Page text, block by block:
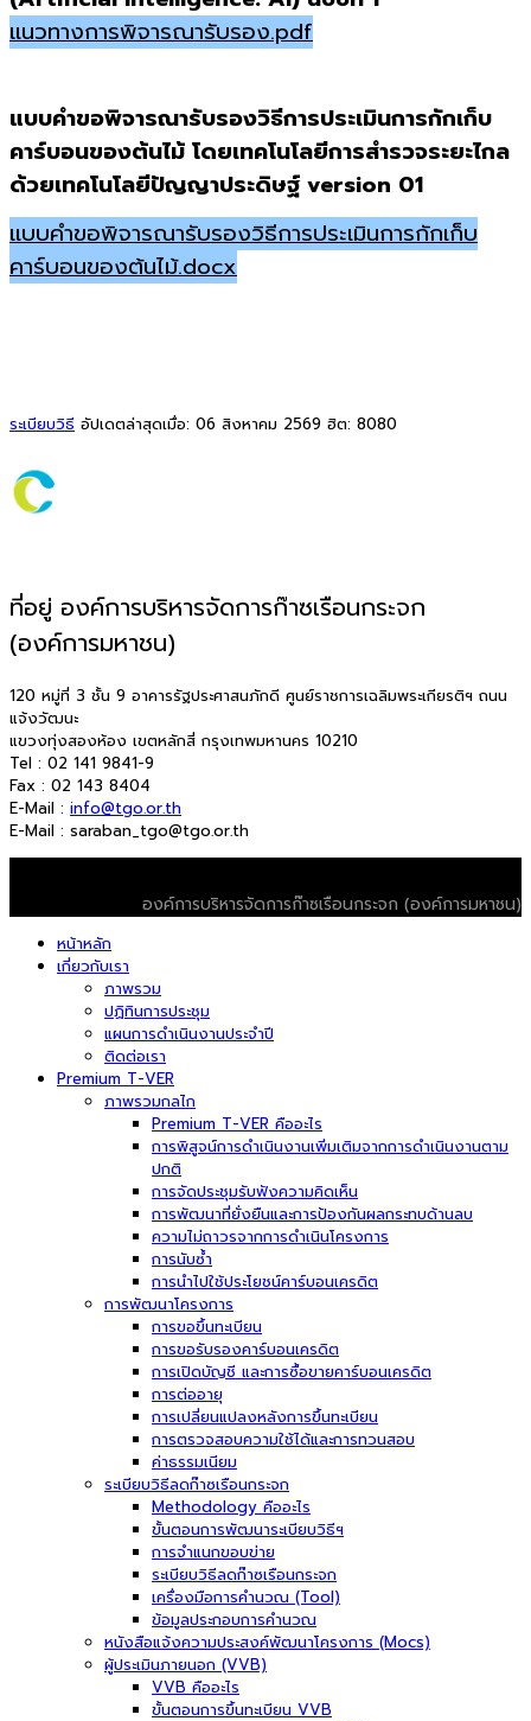
แนวทางการพิจารณารับรอง.pdf
แบบคำขอพิจารณารับรองวิธีการประเมินการกักเก็บ
คาร์บอนของต้นไม้ โดยเทคโนโลยีการสำรวจระยะไกล
ด้วยเทคโนโลยีปัญญาประดิษฐ์ version 01
แบบคำขอพิจารณารับรองวิธีการประเมินการกักเก็บ
คาร์บอนของต้นไม้.docx
ระเบียบวิธี อัปเดตล่าสุดเมื่อ: 06 สิงหาคม 2569 ฮิต: 8080
ที่อยู่ องค์การบริหารจัดการก๊าซเรือนกระจก
(องค์การมหาชน)
120 หมู่ที่ 3 ชั้น 9 อาคารรัฐประศาสนภักดี ศูนย์ราชการเฉลิมพระเกียรติฯ ถนน
แจ้งวัฒนะ
แขวงทุ่งสองห้อง เขตหลักสี่ กรุงเทพมหานคร 10210
Tel : 02 141 9841-9
Fax : 02 143 8404
E-Mail : info@tgo.or.th
E-Mail : saraban_tgo@tgo.or.th
องค์การบริหารจัดการก๊าซเรือนกระจก (องค์การมหาชน)
หน้าหลัก
เกี่ยวกับเรา
ภาพรวม
ปฏิทินการประชุม
แผนการดำเนินงานประจำปี
ติดต่อเรา
Premium T-VER
ภาพรวมกลไก
Premium T-VER คืออะไร
การพิสูจน์การดำเนินงานเพิ่มเติมจากการดำเนินงานตาม
ปกติ
การจัดประชุมรับฟังความคิดเห็น
การพัฒนาที่ยั่งยืนและการป้องกันผลกระทบด้านลบ
ความไม่ถาวรจากการดำเนินโครงการ
การนับซ้ำ
การนำไปใช้ประโยชน์คาร์บอนเครดิต
การพัฒนาโครงการ
การขอขึ้นทะเบียน
การขอรับรองคาร์บอนเครดิต
การเปิดบัญชี และการซื้อขายคาร์บอนเครดิต
การต่ออายุ
การเปลี่ยนแปลงหลังการขึ้นทะเบียน
การตรวจสอบความใช้ได้และการทวนสอบ
ค่าธรรมเนียม
ระเบียบวิธีลดก๊าซเรือนกระจก
Methodology คืออะไร
ขั้นตอนการพัฒนาระเบียบวิธีฯ
การจำแนกขอบข่าย
ระเบียบวิธีลดก๊าซเรือนกระจก
เครื่องมือการคำนวณ (Tool)
ข้อมูลประกอบการคำนวณ
หนังสือแจ้งความประสงค์พัฒนาโครงการ (Mocs)
ผู้ประเมินภายนอก (VVB)
VVB คืออะไร
ขั้นตอนการขึ้นทะเบียน VVB